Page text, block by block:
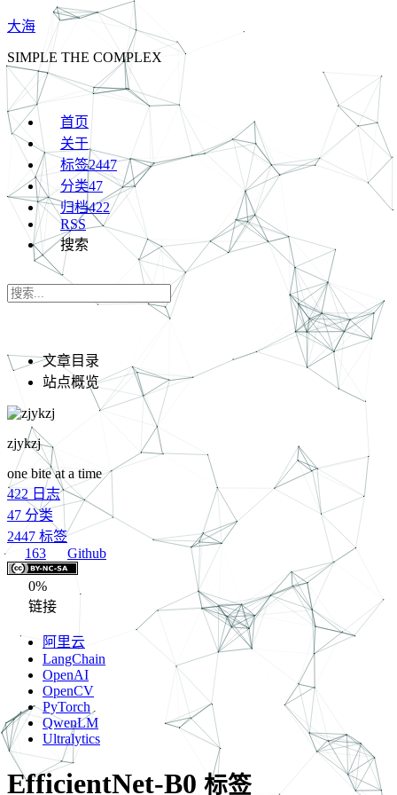
大海
SIMPLE THE COMPLEX
首页
关于
标签2447
分类47
归档422
RSS
搜索
文章目录
站点概览
zjykzj
one bite at a time
422 日志
47 分类
2447 标签
163
Github
0%
链接
阿里云
LangChain
OpenAI
OpenCV
PyTorch
QwenLM
Ultralytics
EfficientNet-B0 标签